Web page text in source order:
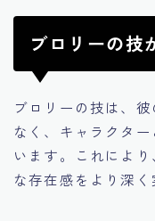
ブロリーの技
ブロリーの技は、
なく、キャラクタ
います。これによ
な存在感をより深く